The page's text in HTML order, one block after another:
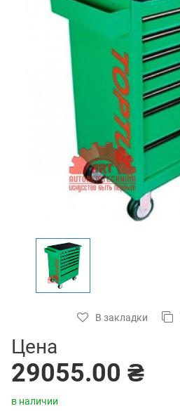
В закладки
Цена
29055.00 ₴
в наличии